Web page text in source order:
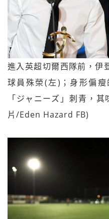
進入英超切爾西隊前，伊
球員殊榮(左)；身形偏
「ジャニーズ」刺青，
片/Eden Hazard FB)